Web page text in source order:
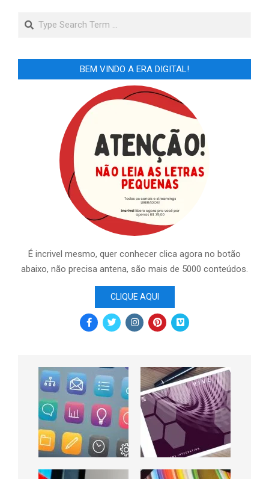
Search
BEM VINDO A ERA DIGITAL!
É incrivel mesmo, quer conhecer clica agora no botão
abaixo, não precisa antena, são mais de 5000 conteúdos.
CLIQUE AQUI